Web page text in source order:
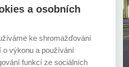
Zkuste i další možnosti.
FAKULTY
a osobních
ke shromažďování
o výkonu a používání
funkcí ze sociálních